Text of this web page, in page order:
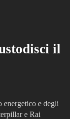
il
e degli
e Rai